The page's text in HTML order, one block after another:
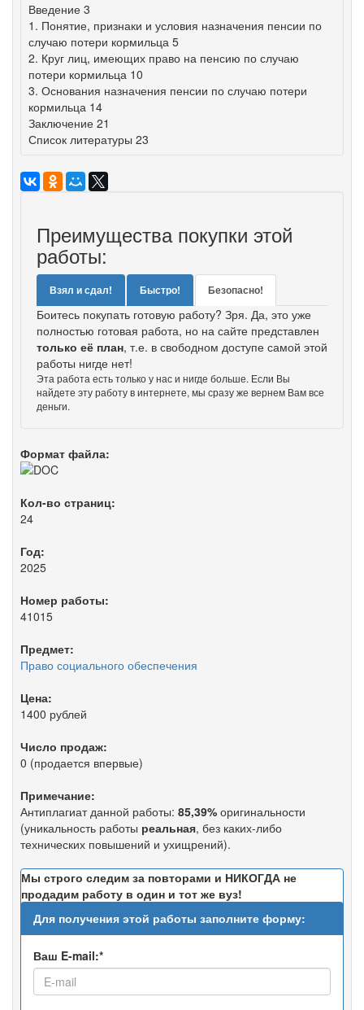
Введение 3
1. Понятие, признаки и условия назначения пенсии по
случаю потери кормильца 5
2. Круг лиц, имеющих право на пенсию по случаю
потери кормильца 10
3. Основания назначения пенсии по случаю потери
кормильца 14
Заключение 21
Список литературы 23
Преимущества покупки этой
работы:
Взял и сдал! Быстро! Безопасно!
Боитесь покупать готовую работу? Зря. Да, это уже
полностью готовая работа, но на сайте представлен
только её план, т.е. в свободном доступе самой этой
работы нигде нет!
Эта работа есть только у нас и нигде больше. Если Вы
найдете эту работу в интернете, мы сразу же вернем Вам все
деньги.
Формат файла:
Кол-во страниц:
24
Год:
2025
Номер работы:
41015
Предмет:
Право социального обеспечения
Цена:
1400 рублей
Число продаж:
0 (продается впервые)
Примечание:
Антиплагиат данной работы: 85,39% оригинальности
(уникальность работы реальная, без каких-либо
технических повышений и ухищрений).
Мы строго следим за повторами и НИКОГДА не
продадим работу в один и тот же вуз!
Для получения этой работы заполните форму:
Ваш E-mail:*